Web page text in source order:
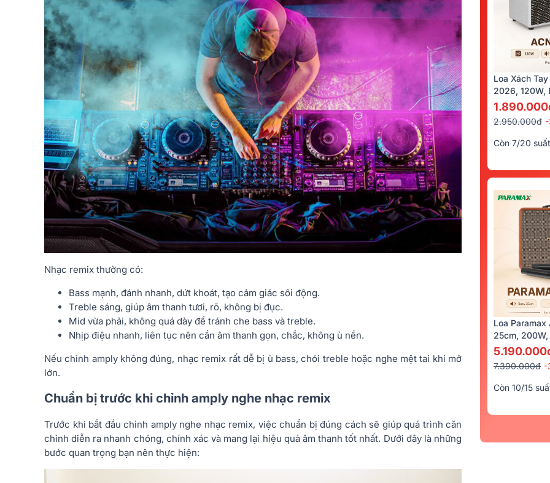
Nhạc remix thường có:
Bass mạnh, đánh nhanh, dứt khoát, tạo cảm giác sôi động.
Treble sáng, giúp âm thanh tươi, rõ, không bị đục.
Mid vừa phải, không quá dày để tránh che bass và treble.
Nhịp điệu nhanh, liên tục nên cần âm thanh gọn, chắc, không ù nền.
Nếu chỉnh amply không đúng, nhạc remix rất dễ bị ù bass, chói treble hoặc nghe mệt tai khi mở
lớn.
Chuẩn bị trước khi chỉnh amply nghe nhạc remix
Trước khi bắt đầu chỉnh amply nghe nhạc remix, việc chuẩn bị đúng cách sẽ giúp quá trình căn
chỉnh diễn ra nhanh chóng, chính xác và mang lại hiệu quả âm thanh tốt nhất. Dưới đây là những
bước quan trọng bạn nên thực hiện:
Loa Xách
2026, 120W,
Kèm 2 Tay
2.950.000đ
Còn 7/20 suất
Loa
25cm,
7.390.000đ -
Còn 10/15